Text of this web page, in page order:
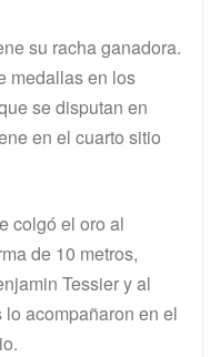
su racha ganadora.
medallas en los
se disputan en
en el cuarto sitio
colgó el oro al
de 10 metros,
Tessier y al
acompañaron en el